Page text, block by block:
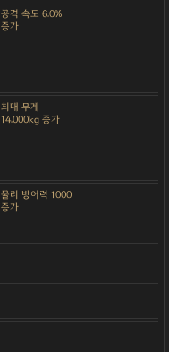
공격 속도 6.0%
증가
최대 무게
14.000kg 증가
물리 방어력 1000
증가